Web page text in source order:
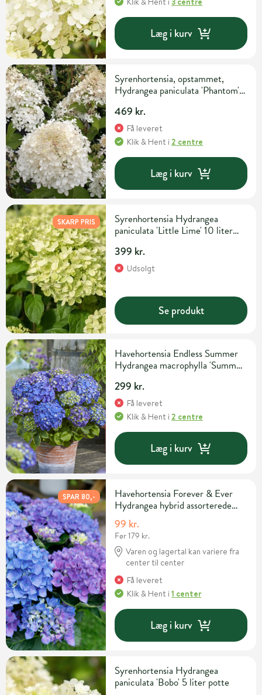
Læg i kurv
Syrenhortensia, opstammet,
Hydrangea paniculata 'Phantom',
469 kr.
Få leveret
Klik & Hent i2 centre
Læg i kurv
SKARP PRIS
Syrenhortensia Hydrangea
paniculata 'Little Lime' 10 liter
399 kr.
Udsolgt
Se produkt
Havehortensia Endless Summer
Hydrangea macrophylla 'Summer
299 kr.
Få leveret
Klik & Hent i2 centre
Læg i kurv
SPAR 80,-
Havehortensia Forever & Ever
Hydrangea hybrid assorterede
sorter 2 liter potte
99 kr.
Før 179 kr.
Varen og lagertal kan variere fra
center til center
Få leveret
Klik & Hent i1 center
Læg i kurv
Syrenhortensia Hydrangea
paniculata 'Bobo' 5 liter potte